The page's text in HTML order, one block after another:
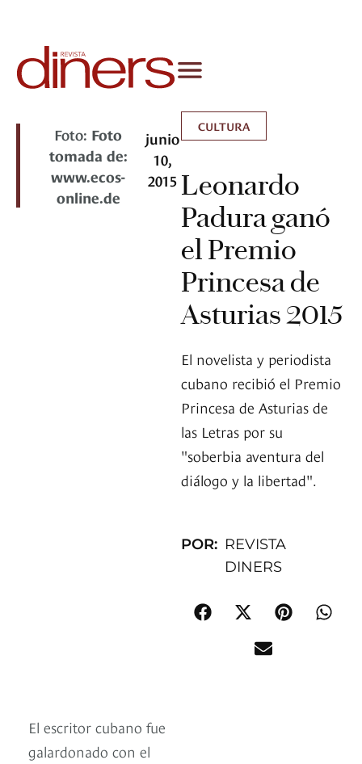
Foto: Foto
tomada de:
www.ecos-
online.de
junio
10,
2015
CULTURA
Leonardo
Padura ganó
el Premio
Princesa de
Asturias 2015
El novelista y periodista
cubano recibió el Premio
Princesa de Asturias de
las Letras por su
"soberbia aventura del
diálogo y la libertad".
POR: REVISTA
DINERS
El escritor cubano fue
galardonado con el